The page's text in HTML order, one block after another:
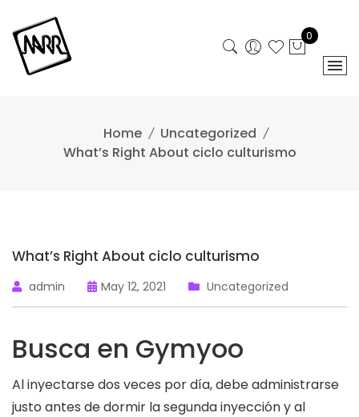
content
0
Home
Uncategorized
What’s Right About ciclo culturismo
What’s Right About ciclo culturismo
admin May 12, 2021 Uncategorized
Busca en Gymyoo
Al inyectarse dos veces por día, debe administrarse
justo antes de dormir la segunda inyección y al